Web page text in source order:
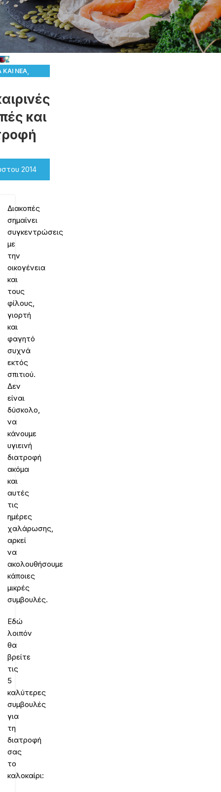
ΚΑΙ ΝΈΑ,
και
2014
Διακοπές
σημαίνει
συγκεντρώσεις
με
την
οικογένεια
και
τους
φίλους,
γιορτή
και
φαγητό
συχνά
εκτός
σπιτιού.
Δεν
είναι
δύσκολο,
να
κάνουμε
υγιεινή
διατροφή
ακόμα
και
αυτές
τις
ημέρες
χαλάρωσης,
αρκεί
να
ακολουθήσουμε
κάποιες
μικρές
συμβουλές.
Εδώ
λοιπόν
θα
βρείτε
τις
5
καλύτερες
συμβουλές
για
τη
διατροφή
σας
το
καλοκαίρι: